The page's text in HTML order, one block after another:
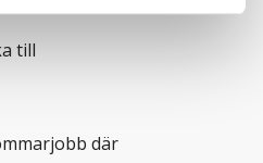
till
där